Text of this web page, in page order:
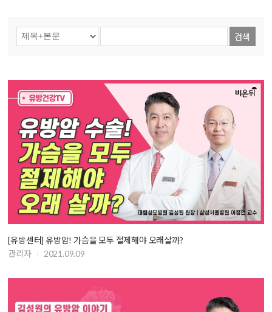
검색
[유방센터] 유방암! 가슴을 모두 절제해야 오래살까?
관리자
2021.09.09